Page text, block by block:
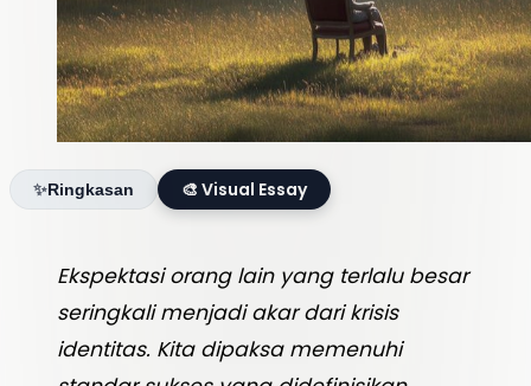
✨Ringkasan 🎨 Visual Essay
SOLITUDO INKOMUNIKABEL,
ISTILAH SAAT EMPATI MANUSIA MENCAPAI
BATAS TITIK NADIRNYA
Ekspektasi orang lain yang terlalu besar
seringkali menjadi akar dari krisis
identitas. Kita dipaksa memenuhi